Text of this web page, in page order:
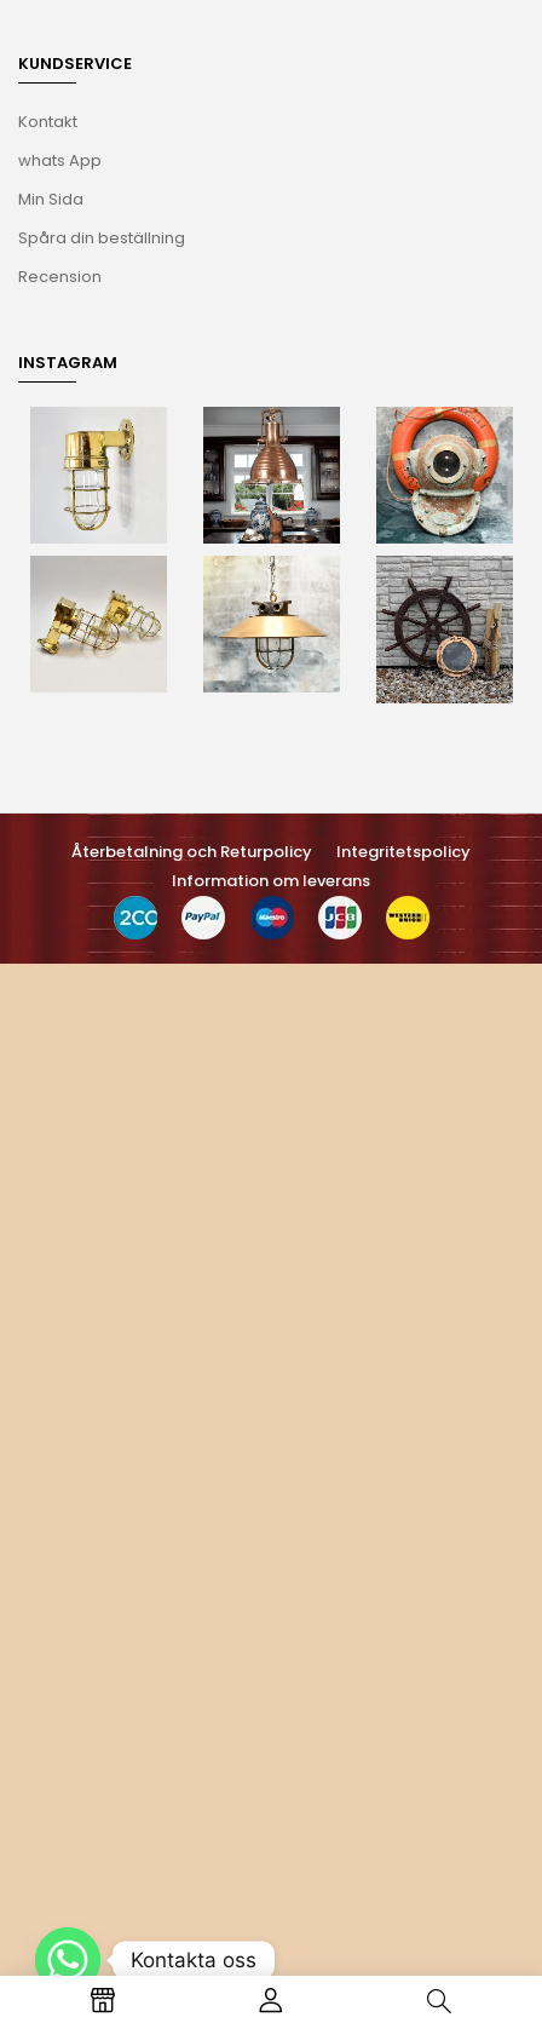
KUNDSERVICE
Kontakt
whats App
Min Sida
Spåra din beställning
Recension
INSTAGRAM
Återbetalning och Returpolicy
Integritetspolicy
Information om leverans
Turns on site high speed to be attractive feller people and search
engines.
Kontakta oss